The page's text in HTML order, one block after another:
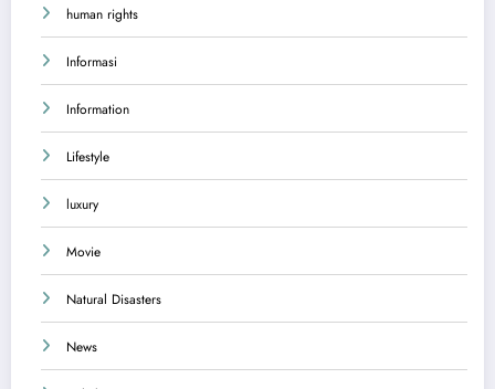
human rights
Informasi
Information
Lifestyle
luxury
Movie
Natural Disasters
News